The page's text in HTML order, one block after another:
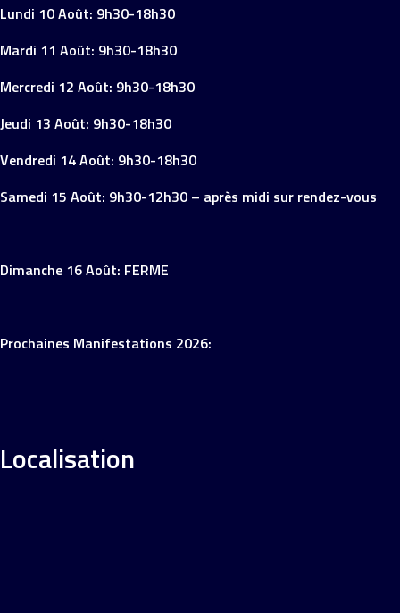
Lundi 10 Août: 9h30-18h30
Mardi 11 Août: 9h30-18h30
Mercredi 12 Août: 9h30-18h30
Jeudi 13 Août: 9h30-18h30
Vendredi 14 Août: 9h30-18h30
Samedi 15 Août: 9h30-12h30 – après midi sur rendez-vous
Dimanche 16 Août: FERME
Prochaines Manifestations 2026:
Localisation